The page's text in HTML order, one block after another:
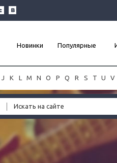
Новинки Популярные
J K L M N O P Q R S T U V